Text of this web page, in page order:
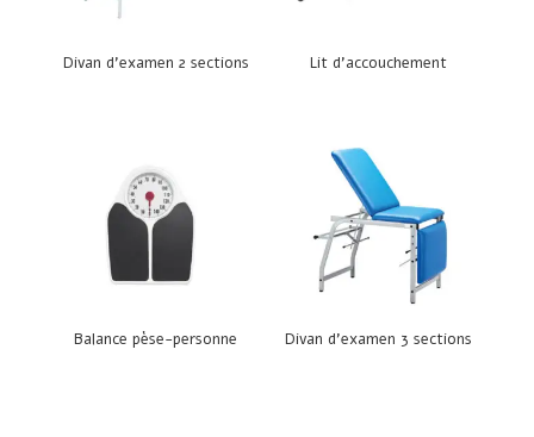
Divan d’examen 2 sections Lit d’accouchement
Balance pèse-personne Divan d’examen 3 sections